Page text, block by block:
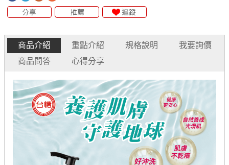
商品介紹 重點介紹 規格說明
我要詢價
商品問答
心得分享